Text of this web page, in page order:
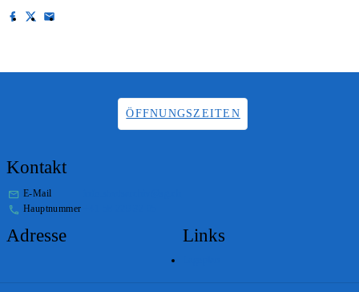
ÖFFNUNGSZEITEN
Kontakt
E-Mail
Hauptnummer
Adresse Links